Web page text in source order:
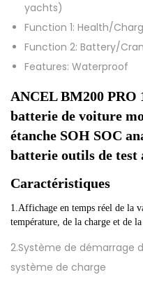
R
O
1
2
e
e
u
r
d
e
yachts)
Function 1: Health/
Function 2: Battery/
Features: Waterproof
ANCEL BM200 PRO
batterie de voiture
étanche SOH SOC
batterie outils de test
Caractéristiques
1.Affichage en temps réel de la
température, de la charge et de
2.Système de démarrage
système de charge